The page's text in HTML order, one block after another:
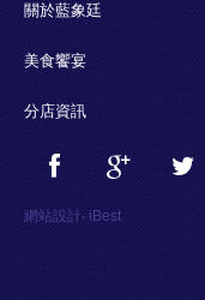
關於藍象廷
美食饗宴
分店資訊
網站設計‧ iBest